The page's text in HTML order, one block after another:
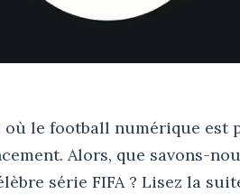
où le football numérique est
Alors, que savons-
série FIFA ? Lisez la